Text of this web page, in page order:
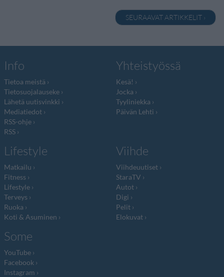
SEURAAVAT ARTIKKELIT ›
Info
Tietoa meistä
Tietosuojalauseke
Lähetä uutisvinkki
Mediatiedot
RSS-ohje
RSS
Yhteistyössä
Kesä!
Jocka
Tyyliniekka
Päivän Lehti
Lifestyle
Matkailu
Fitness
Lifestyle
Terveys
Ruoka
Koti & Asuminen
Viihde
Viihdeuutiset
StaraTV
Autot
Digi
Pelit
Elokuvat
Some
YouTube
Facebook
Instagram